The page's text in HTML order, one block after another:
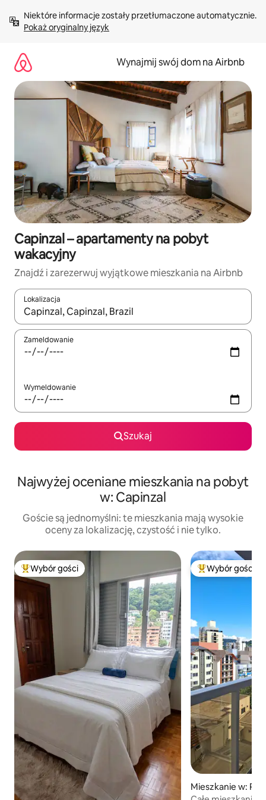
treści Pokaż oryginalny język
Wynajmij swój dom na Airbnb
Capinzal – apartamenty na pobyt
wakacyjny
Znajdź i zarezerwuj wyjątkowe mieszkania na Airbnb
Lokalizacja
Gdy wyniki będą dostępne, możesz poruszać się po nich za
Zameldowanie
Wymeldowanie
Szukaj
Najwyżej oceniane mieszkania na pobyt
w: Capinzal
Goście są jednomyślni: te mieszkania mają wysokie
oceny za lokalizację, czystość i nie tylko.
Najpopularniejsze z kategorii Wybór gości
Wybór gości Wybór gości
Mieszkanie w: